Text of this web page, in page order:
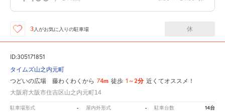
3 人がお気に入りの駐車場 休
ID:305171851
タイムズ山之内元町
つどいの広場 藤わくわくから 74m 徒歩 1～2分 近くてオススメ！
大阪府大阪市住吉区山之内元町14
駐車場形式 - 屋内外形式 - 駐車台数 14台